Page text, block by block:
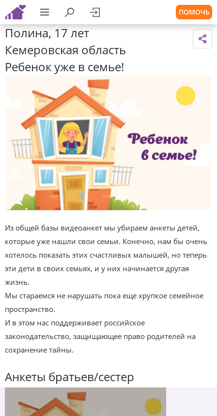
ПОМОЧЬ
Полина, 17 лет
Кемеровская область
Ребенок уже в семье!
Из общей базы видеоанкет мы убираем анкеты детей,
которые уже нашли свои семьи. Конечно, нам бы очень
хотелось показать этих счастливых малышей, но теперь
эти дети в своих семьях, и у них начинается другая
жизнь.
Мы стараемся не нарушать пока еще хрупкое семейное
пространство.
И в этом нас поддерживает российское
законодательство, защищающее право родителей на
сохранение тайны.
Анкеты братьев/сестер